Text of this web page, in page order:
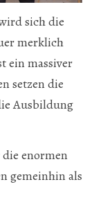
sich die
merklich
ein massiver
setzen die
Ausbildung
enormen
gemeinhin als